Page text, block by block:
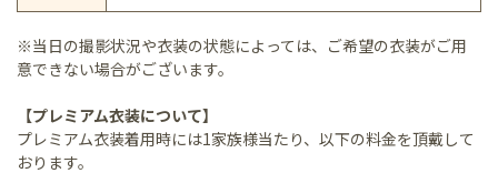
※当日の撮影状況や衣装の状態によっては、ご希望の衣装がご用
意できない場合がございます。
【プレミアム衣装について】
プレミアム衣装着用時には1家族様当たり、以下の料金を頂戴して
おります。